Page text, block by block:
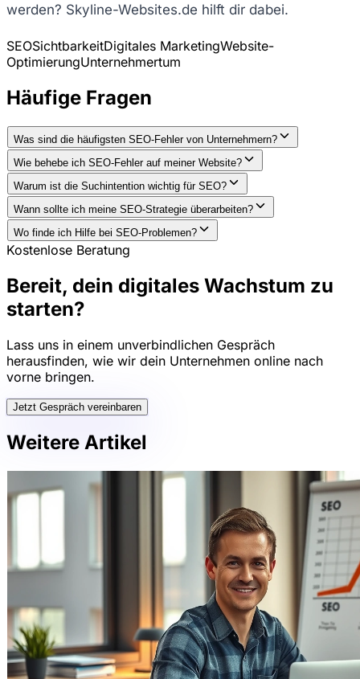
werden? Skyline-Websites.de hilft dir dabei.
SEOSichtbarkeitDigitales MarketingWebsite-
OptimierungUnternehmertum
Häufige Fragen
Was sind die häufigsten SEO-Fehler von Unternehmern?
Wie behebe ich SEO-Fehler auf meiner Website?
Warum ist die Suchintention wichtig für SEO?
Wann sollte ich meine SEO-Strategie überarbeiten?
Wo finde ich Hilfe bei SEO-Problemen?
Kostenlose Beratung
Bereit, dein digitales Wachstum zu
starten?
Lass uns in einem unverbindlichen Gespräch
herausfinden, wie wir dein Unternehmen online nach
vorne bringen.
Jetzt Gespräch vereinbaren
Weitere Artikel